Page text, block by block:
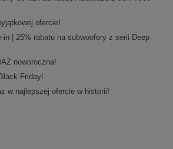
ofercie!
in | 25% rabatu na subwoofery z serii Deep
noworoczna!
Friday!
w najlepszej ofercie w historii!